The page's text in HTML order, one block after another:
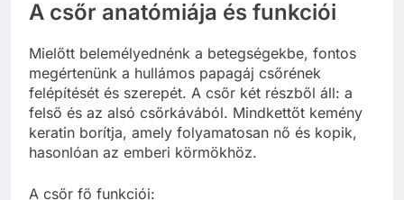
A csőr anatómiája és funkciói
Mielőtt belemélyednénk a betegségekbe, fontos
megértenünk a hullámos papagáj csőrének
felépítését és szerepét. A csőr két részből áll: a
felső és az alsó csőrkávából. Mindkettőt kemény
keratin borítja, amely folyamatosan nő és kopik,
hasonlóan az emberi körmökhöz.
A csőr fő funkciói: